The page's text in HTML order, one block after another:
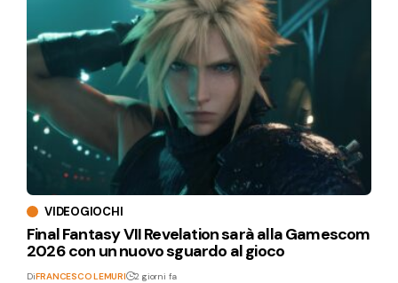
VIDEOGIOCHI
Final Fantasy VII Revelation sarà alla Gamescom
2026 con un nuovo sguardo al gioco
DiFRANCESCO LEMURI 2 giorni fa